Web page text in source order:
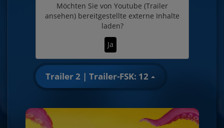
Möchten Sie von Youtube (Trailer
ansehen) bereitgestellte externe Inhalte
laden?
Ja
Trailer 2 | Trailer-FSK: 12